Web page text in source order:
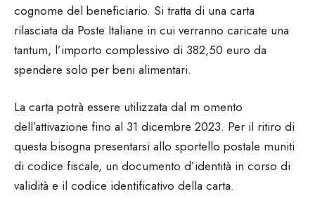
cognome del beneficiario. Si tratta di una carta
rilasciata da Poste Italiane in cui verranno caricate una
tantum, l’importo complessivo di 382,50 euro da
spendere solo per beni alimentari.
La carta potrà essere utilizzata dal m omento
dell’attivazione fino al 31 dicembre 2023. Per il ritiro di
questa bisogna presentarsi allo sportello postale muniti
di codice fiscale, un documento d’identità in corso di
validità e il codice identificativo della carta.